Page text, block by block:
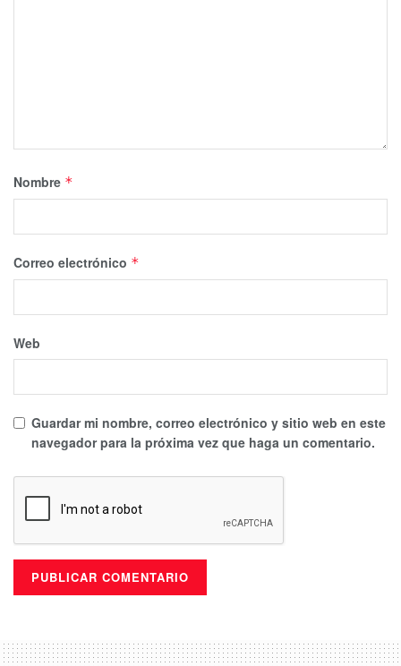
Nombre *
Correo electrónico *
Web
Guardar mi nombre, correo electrónico y sitio web en este
navegador para la próxima vez que haga un comentario.